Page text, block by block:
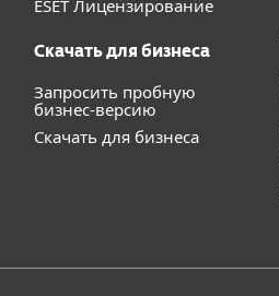
ESET Лицензирование
Скачать для бизнеса
Запросить пробную
бизнес-версию
Скачать для бизнеса